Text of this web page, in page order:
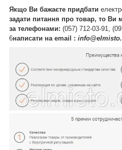
Якщо Ви бажаєте придбати
задати питання про товар, то Ви
за телефонами: (057) 712-03-91,
6написати на email :